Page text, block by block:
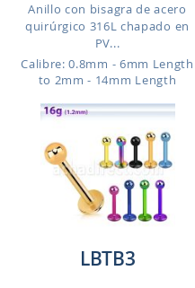
Anillo con bisagra de acero
quirúrgico 316L chapado en
PV...
Calibre: 0.8mm - 6mm Length
to 2mm - 14mm Length
LBTB3